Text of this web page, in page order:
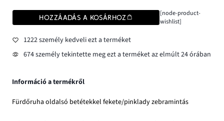
HOZZÁADÁS A KOSÁRHOZ
[node-product-
wishlist]
1222 személy kedveli ezt a terméket
674 személy tekintette meg ezt a terméket az elmúlt 24 órában
Információ a termékről
Fürdőruha oldalsó betétekkel fekete/pinklady zebramintás